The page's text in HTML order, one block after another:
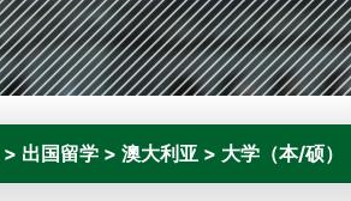
> 出国留学 > 澳大利亚 > 大学（本/硕）